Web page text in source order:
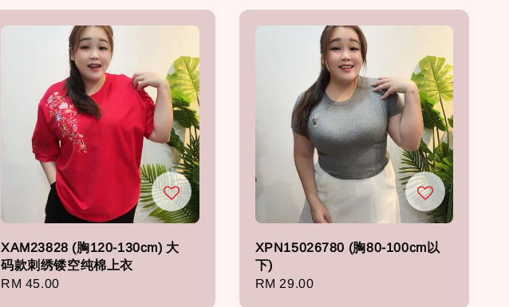
XAM23828 (胸120-130cm) 大
码款刺绣镂空纯棉上衣
Regular
RM 45.00
XPN15026780 (胸80-100cm以
下)
Regular
RM 29.00